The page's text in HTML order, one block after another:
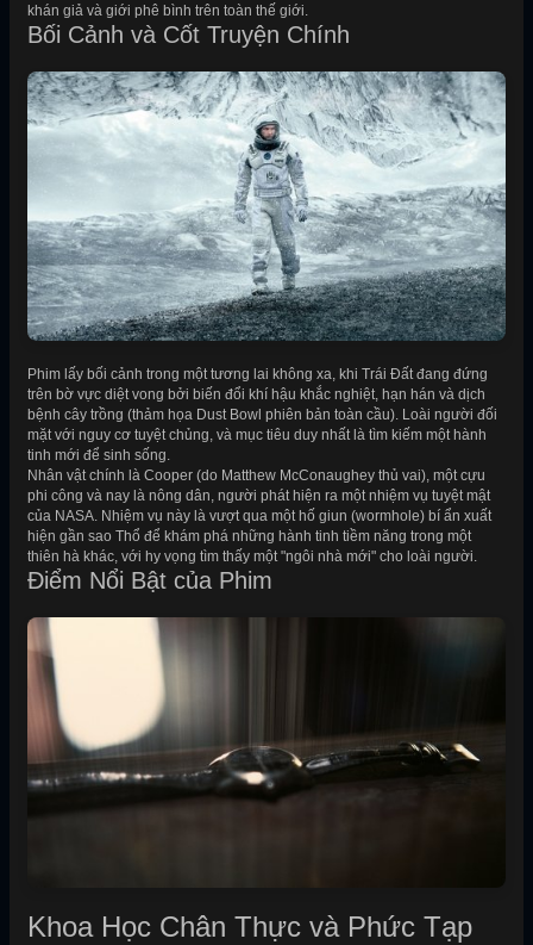
khán giả và giới phê bình trên toàn thế giới.
Bối Cảnh và Cốt Truyện Chính
Phim lấy bối cảnh trong một tương lai không xa, khi Trái Đất đang đứng
trên bờ vực diệt vong bởi biến đổi khí hậu khắc nghiệt, hạn hán và dịch
bệnh cây trồng (thảm họa Dust Bowl phiên bản toàn cầu). Loài người đối
mặt với nguy cơ tuyệt chủng, và mục tiêu duy nhất là tìm kiếm một hành
tinh mới để sinh sống.
Nhân vật chính là Cooper (do Matthew McConaughey thủ vai), một cựu
phi công và nay là nông dân, người phát hiện ra một nhiệm vụ tuyệt mật
của NASA. Nhiệm vụ này là vượt qua một hố giun (wormhole) bí ẩn xuất
hiện gần sao Thổ để khám phá những hành tinh tiềm năng trong một
thiên hà khác, với hy vọng tìm thấy một "ngôi nhà mới" cho loài người.
Điểm Nổi Bật của Phim
Khoa Học Chân Thực và Phức Tạp